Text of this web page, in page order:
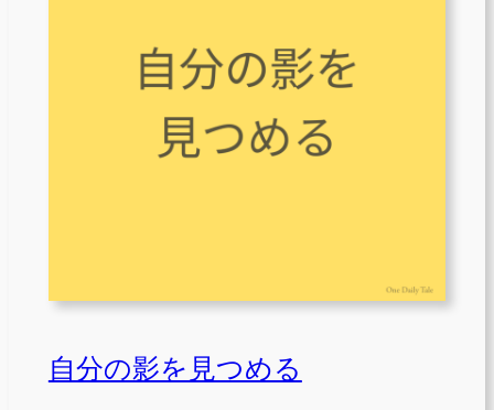
自分の影を見つめる